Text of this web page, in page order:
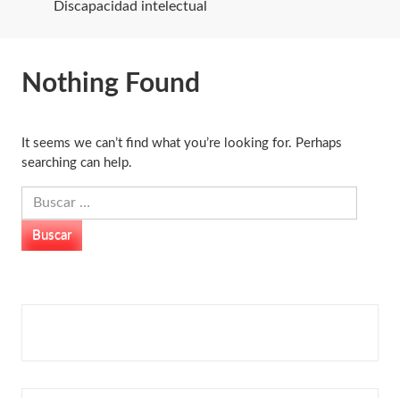
Discapacidad intelectual
Nothing Found
It seems we can’t find what you’re looking for. Perhaps
searching can help.
Buscar: